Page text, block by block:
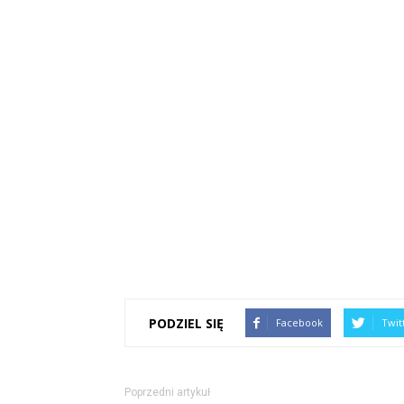
PODZIEL SIĘ Facebook
Poprzedni artykuł